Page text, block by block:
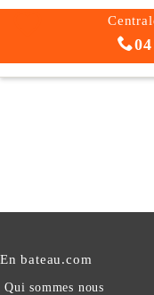
En bateau.com
Qui sommes nous